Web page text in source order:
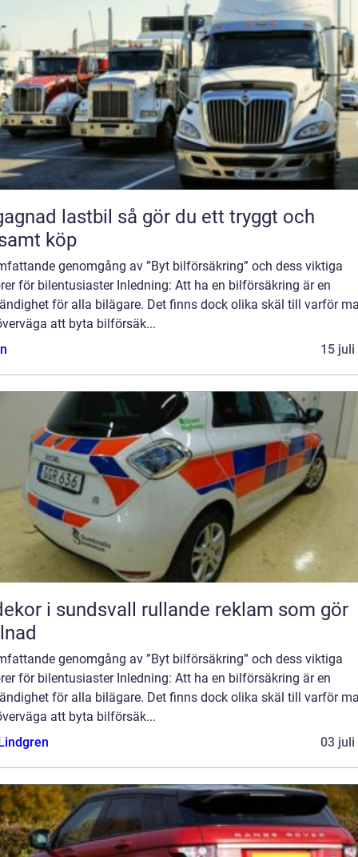
lastbil så gör du ett tryggt och
köp
genomgång av ”Byt bilförsäkring” och dess viktiga
för bilentusiaster Inledning: Att ha en bilförsäkring är en
för alla bilägare. Det finns dock olika skäl till varför
att byta bilförsäk...
15 juli
sundsvall rullande reklam som gör
genomgång av ”Byt bilförsäkring” och dess viktiga
för bilentusiaster Inledning: Att ha en bilförsäkring är en
för alla bilägare. Det finns dock olika skäl till varför
att byta bilförsäk...
03 juli